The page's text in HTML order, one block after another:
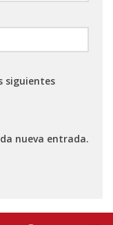
siguientes
nueva entrada.